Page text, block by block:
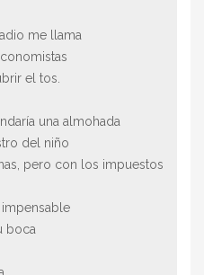
me llama
el tos.
una almohada
del niño
pero con los impuestos
boca